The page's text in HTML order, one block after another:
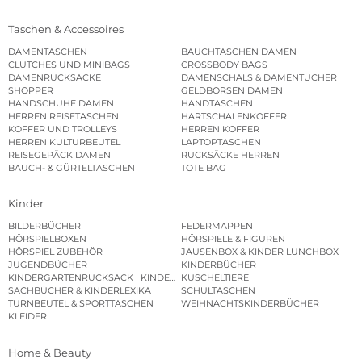
Taschen & Accessoires
DAMENTASCHEN
BAUCHTASCHEN DAMEN
CLUTCHES UND MINIBAGS
CROSSBODY BAGS
DAMENRUCKSÄCKE
DAMENSCHALS & DAMENTÜCHER
SHOPPER
GELDBÖRSEN DAMEN
HANDSCHUHE DAMEN
HANDTASCHEN
HERREN REISETASCHEN
HARTSCHALENKOFFER
KOFFER UND TROLLEYS
HERREN KOFFER
HERREN KULTURBEUTEL
LAPTOPTASCHEN
REISEGEPÄCK DAMEN
RUCKSÄCKE HERREN
BAUCH- & GÜRTELTASCHEN
TOTE BAG
Kinder
BILDERBÜCHER
FEDERMAPPEN
HÖRSPIELBOXEN
HÖRSPIELE & FIGUREN
HÖRSPIEL ZUBEHÖR
JAUSENBOX & KINDER LUNCHBOX
JUGENDBÜCHER
KINDERBÜCHER
KINDERGARTENRUCKSACK | KINDERGARTENBEUTEL
KUSCHELTIERE
SACHBÜCHER & KINDERLEXIKA
SCHULTASCHEN
TURNBEUTEL & SPORTTASCHEN
WEIHNACHTSKINDERBÜCHER
KLEIDER
Home & Beauty